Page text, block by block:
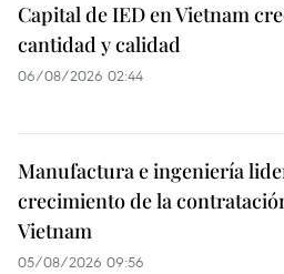
Capital de IED en Vietnam
cantidad y calidad
06/08/2026 02:44
Manufactura e ingeniería
crecimiento de la
Vietnam
05/08/2026 09:56